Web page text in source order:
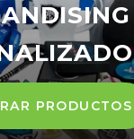
PRODUCTOS